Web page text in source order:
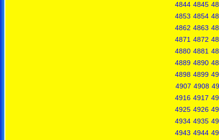
4844 4845
4853 4854
4862 4863
4871 4872
4880 4881
4889 4890
4898 4899
4907 4908
4916 4917
4925 4926
4934 4935
4943 4944